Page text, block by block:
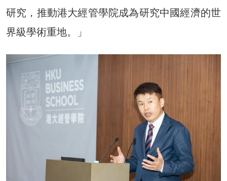
研究，推動港大經管學院成為研究中國經濟的世
界級學術重地。」